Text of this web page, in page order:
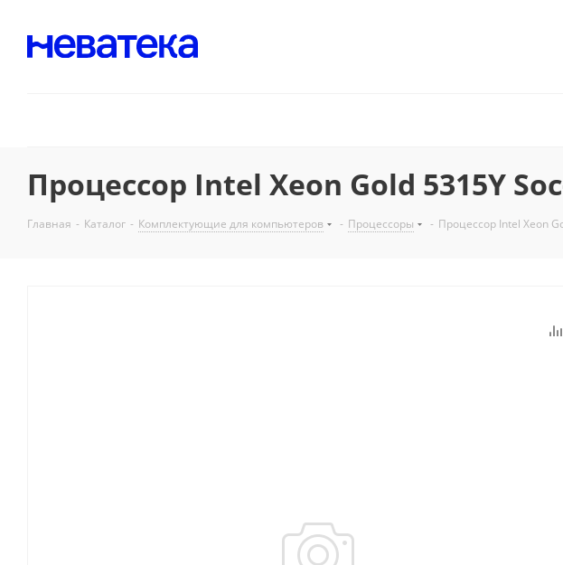
Процессор Intel Xeon Gold 5315Y
Главная - Каталог - Комплектующие для компьютеров - Процессоры - Процессор Intel Xeon